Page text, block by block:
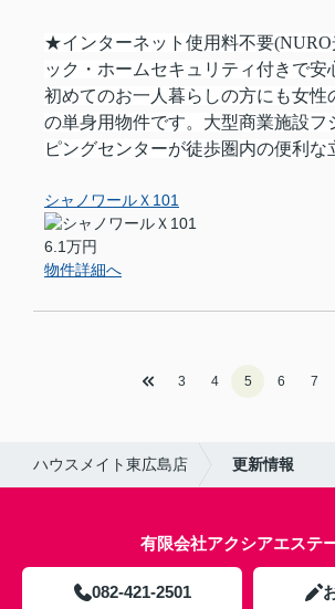
★インターネット使用料不要
ック・ホームセキュリティ付きで安
初めてのお一人暮らしの方にも女性
の単身用物件です。大型商業施設フ
ピングセンターが徒歩圏内の便利な
シャノワールＸ101
6.1万円
物件詳細へ
3 4 5 6 7
ハウスメイト東広島店 更新情報
有限会社アクシアエステ
082-421-2501